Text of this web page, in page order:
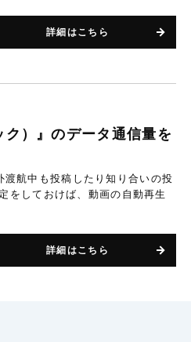
詳細はこちら
）』のデータ通信量を
航中も投稿したり知り合いの投
をしておけば、動画の自動再生
詳細はこちら